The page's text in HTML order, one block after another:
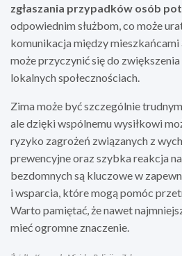
zgłaszania przypadków osób
odpowiednim służbom, co może
komunikacja między
może przyczynić się do
lokalnych społecznościach.
Zima może być szczególnie
ale dzięki wspólnemu wysiłkowi
ryzyko zagrożeń związanych z
prewencyjne oraz szybka reakcja
bezdomnych są kluczowe w
i wsparcia, które mogą pomóc
Warto pamiętać, że nawet
mieć ogromne znaczenie.